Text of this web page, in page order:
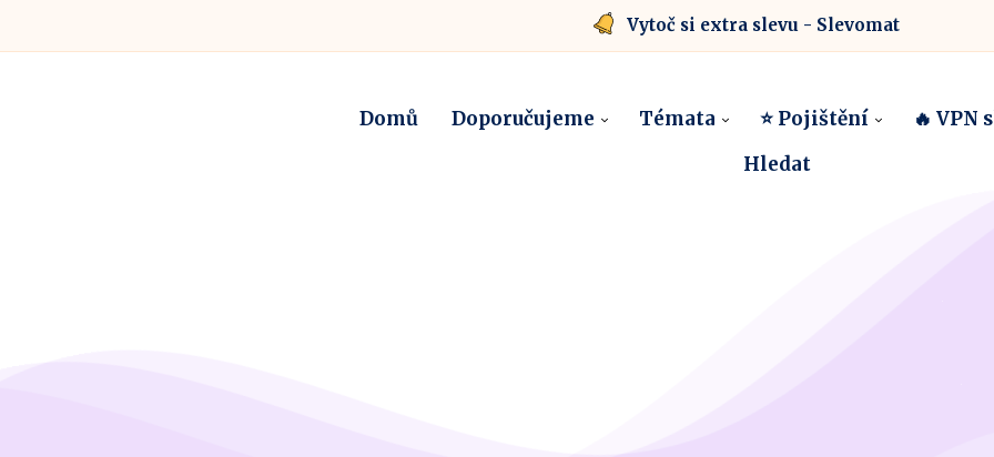
Vytoč si extra slevu - Slevomat
Domů Doporučujeme Témata ⭐ Pojištění
🔥 VPN
Hledat